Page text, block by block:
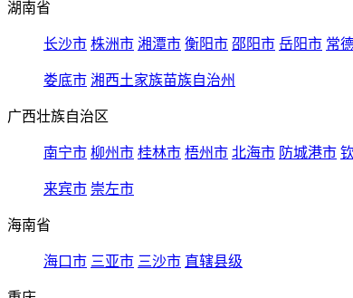
湖南省
长沙市 株洲市 湘潭市 衡阳市 邵阳市 岳阳市 常
娄底市 湘西土家族苗族自治州
广西壮族自治区
南宁市 柳州市 桂林市 梧州市 北海市 防城港市
来宾市 崇左市
海南省
海口市 三亚市 三沙市 直辖县级